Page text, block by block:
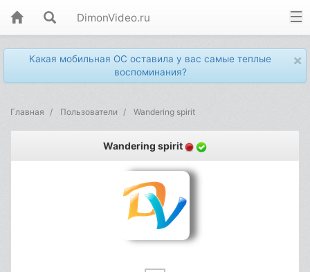
DimonVideo.ru
×
Какая мобильная ОС оставила у вас самые теплые
воспоминания?
Главная Пользователи Wandering spirit
Wandering spirit